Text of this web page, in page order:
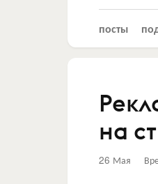
посты
на
26 Мая